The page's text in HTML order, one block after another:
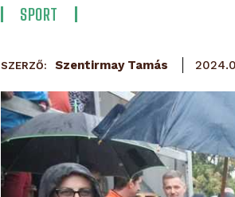
SPORT
SZERZŐ: Szentirmay Tamás